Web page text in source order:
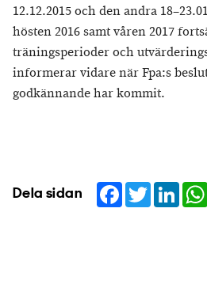
12.12.2015 och den andra
hösten 2016 samt våren 2017
träningsperioder och
informerar vidare när Fpa:s
godkännande har kommit.
Dela sidan Facebook
Twitter